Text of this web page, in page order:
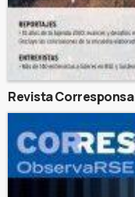
Revista